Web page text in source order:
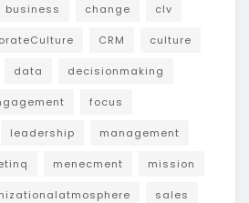
business change clv
CRM culture
data decisionmaking
focus
leadership management
menecment mission
sales